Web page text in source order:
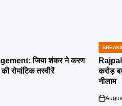
जिया शंकर ने करण
रोमांटिक तस्वीरें
POSTED
IN
करोड़
नीलाम
on